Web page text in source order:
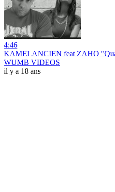
4:46
KAMELANCIEN feat ZAHO
WUMB VIDEOS
il y a 18 ans